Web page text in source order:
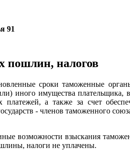
91
пошлин, налогов
сроки таможенные
иного имущества плательщика,
а также за счет
- членов таможенного
возможности взыскания
налоги не уплачены.